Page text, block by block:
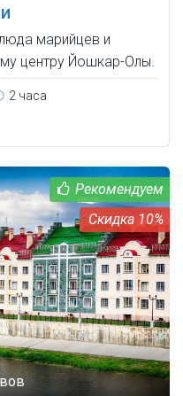
марийцев и
центру Йошкар-Олы.
2 часа
10%